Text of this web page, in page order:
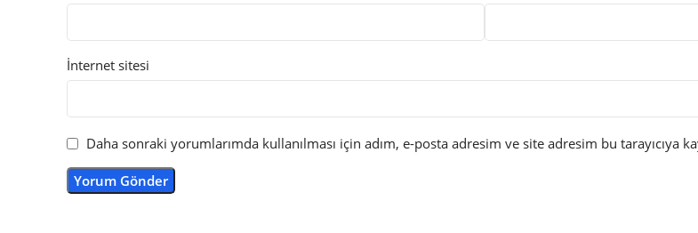
İnternet sitesi
Daha sonraki yorumlarımda kullanılması için adım, e-posta adresim ve site adresim bu tarayıcıya